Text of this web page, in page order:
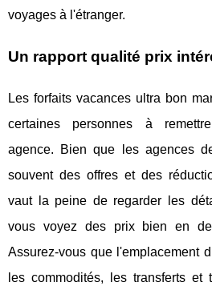
voyages à l'étranger.
Un rapport qualité prix
Les forfaits vacances ultra bon
certaines personnes à
agence. Bien que les agences
souvent des offres et des
vaut la peine de regarder les
vous voyez des prix bien en
Assurez-vous que l'emplacement
les commodités, les transferts